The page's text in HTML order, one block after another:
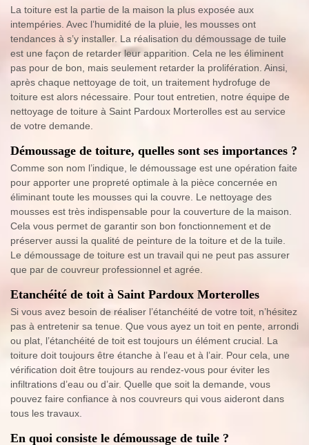
La toiture est la partie de la maison la plus exposée aux
intempéries. Avec l’humidité de la pluie, les mousses ont
tendances à s’y installer. La réalisation du démoussage de tuile
est une façon de retarder leur apparition. Cela ne les éliminent
pas pour de bon, mais seulement retarder la prolifération. Ainsi,
après chaque nettoyage de toit, un traitement hydrofuge de
toiture est alors nécessaire. Pour tout entretien, notre équipe de
nettoyage de toiture à Saint Pardoux Morterolles est au service
de votre demande.
Démoussage de toiture, quelles sont ses importances ?
Comme son nom l’indique, le démoussage est une opération faite
pour apporter une propreté optimale à la pièce concernée en
éliminant toute les mousses qui la couvre. Le nettoyage des
mousses est très indispensable pour la couverture de la maison.
Cela vous permet de garantir son bon fonctionnement et de
préserver aussi la qualité de peinture de la toiture et de la tuile.
Le démoussage de toiture est un travail qui ne peut pas assurer
que par de couvreur professionnel et agrée.
Etanchéité de toit à Saint Pardoux Morterolles
Si vous avez besoin de réaliser l’étanchéité de votre toit, n’hésitez
pas à entretenir sa tenue. Que vous ayez un toit en pente, arrondi
ou plat, l’étanchéité de toit est toujours un élément crucial. La
toiture doit toujours être étanche à l’eau et à l’air. Pour cela, une
vérification doit être toujours au rendez-vous pour éviter les
infiltrations d’eau ou d’air. Quelle que soit la demande, vous
pouvez faire confiance à nos couvreurs qui vous aideront dans
tous les travaux.
En quoi consiste le démoussage de tuile ?